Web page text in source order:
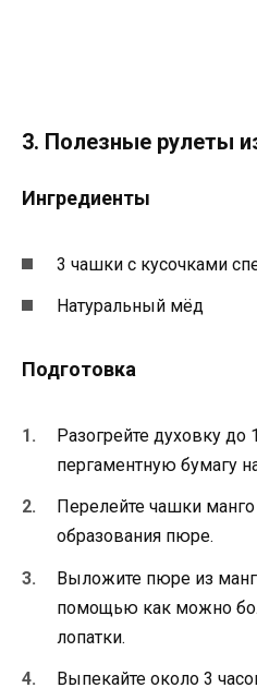
3. Полезные рулеты
Ингредиенты
3 чашки с кусочками
Натуральный мёд
Подготовка
Разогрейте духовку до
пергаментную бумагу
Перелейте чашки
образования пюре.
Выложите пюре из
помощью как можно
лопатки.
Выпекайте около 3